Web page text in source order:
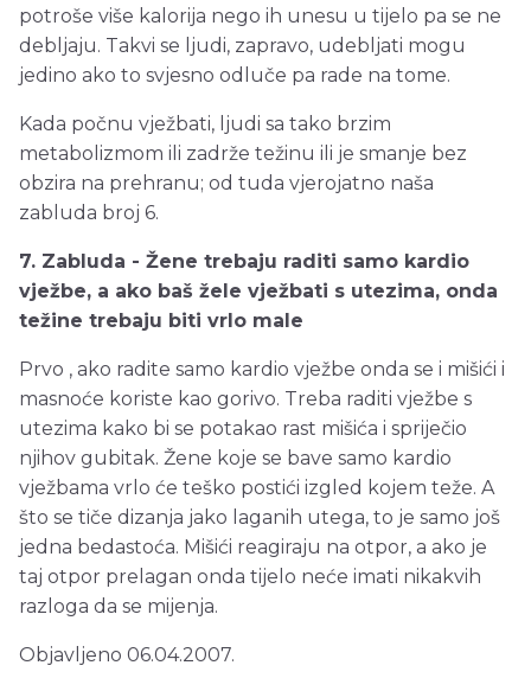
potroše više kalorija nego ih unesu u tijelo pa se ne
debljaju. Takvi se ljudi, zapravo, udebljati mogu
jedino ako to svjesno odluče pa rade na tome.
Kada počnu vježbati, ljudi sa tako brzim
metabolizmom ili zadrže težinu ili je smanje bez
obzira na prehranu; od tuda vjerojatno naša
zabluda broj 6.
7. Zabluda - Žene trebaju raditi samo kardio
vježbe, a ako baš žele vježbati s utezima, onda
težine trebaju biti vrlo male
Prvo , ako radite samo kardio vježbe onda se i mišići i
masnoće koriste kao gorivo. Treba raditi vježbe s
utezima kako bi se potakao rast mišića i spriječio
njihov gubitak. Žene koje se bave samo kardio
vježbama vrlo će teško postići izgled kojem teže. A
što se tiče dizanja jako laganih utega, to je samo još
jedna bedastoća. Mišići reagiraju na otpor, a ako je
taj otpor prelagan onda tijelo neće imati nikakvih
razloga da se mijenja.
Objavljeno 06.04.2007.